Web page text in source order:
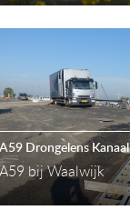
Drongelens Kanaal
A59 bij Waalwijk